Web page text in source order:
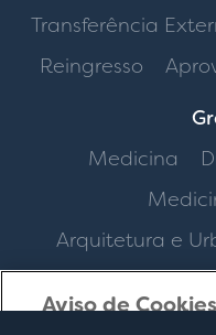
Transferência
Reingresso
Medicina
Arquitetura e
Aviso de